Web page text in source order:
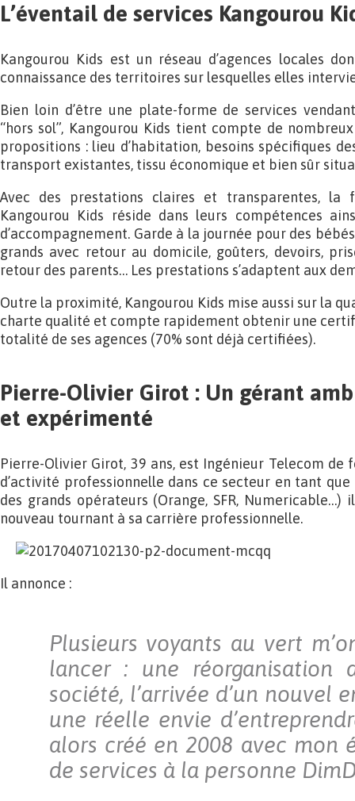
L’éventail de services Kangourou
Kangourou Kids est un réseau d’agences locales
connaissance des territoires sur lesquelles elles
Bien loin d’être une plate-forme de services
“hors sol”, Kangourou Kids tient compte de
propositions : lieu d’habitation, besoins spécifiques
transport existantes, tissu économique et bien sûr
Avec des prestations claires et transparentes, la
Kangourou Kids réside dans leurs compétences
d’accompagnement. Garde à la journée pour des
grands avec retour au domicile, goûters, devoirs,
retour des parents… Les prestations s’adaptent aux
Outre la proximité, Kangourou Kids mise aussi sur la
charte qualité et compte rapidement obtenir une
totalité de ses agences (70% sont déjà certifiées).
Pierre-Olivier Girot : Un gérant
et expérimenté
Pierre-Olivier Girot, 39 ans, est Ingénieur Telecom de
d’activité professionnelle dans ce secteur en tant
des grands opérateurs (Orange, SFR,
nouveau tournant à sa carrière professionnelle.
Il annonce :
Plusieurs voyants au vert
lancer : une réorganisation
société, l’arrivée d’un nouvel
une réelle envie
alors créé en 2008 avec mon
de services à la personne